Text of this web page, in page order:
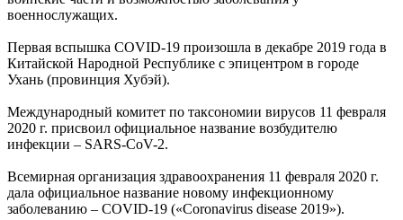
военнослужащих.
Первая вспышка COVID-19 произошла в декабре 2019 года в
Китайской Народной Республике с эпицентром в городе
Ухань (провинция Хубэй).
Международный комитет по таксономии вирусов 11 февраля
2020 г. присвоил официальное название возбудителю
инфекции – SARS-CoV-2.
Всемирная организация здравоохранения 11 февраля 2020 г.
дала официальное название новому инфекционному
заболеванию – COVID-19 («Coronavirus disease 2019»).